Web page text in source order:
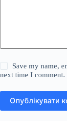
Save my name,
next time I comment.
Опублікувати